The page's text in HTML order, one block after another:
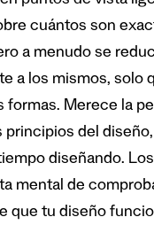
cuántos son
a menudo se
a los mismos, solo
formas. Merece la
principios del
diseñando.
mental de
que tu diseño